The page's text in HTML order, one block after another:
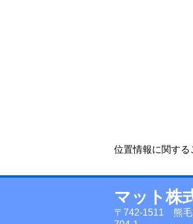
位置情報に関す
マット株
〒742-1511 熊毛